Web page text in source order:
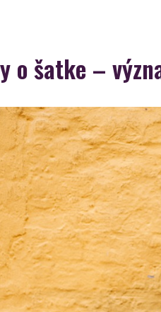
o šatke –